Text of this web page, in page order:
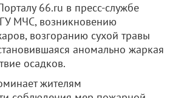
66.ru в пресс-службе
МЧС, возникновению
возгоранию сухой травы
аномально жаркая
осадков.
жителям